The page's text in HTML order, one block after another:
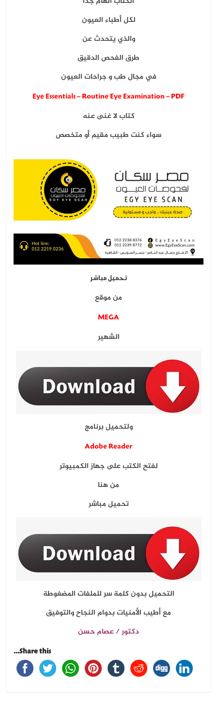
لكل أطباء العيون
والذي يتحدث عن
طرق الفحص الدقيق
في مجال طب و جراحات العيون
Eye Essentials – Routine Eye Examination – PDF
كتاب لا غنى عنه
سواء كنت طبيب مقيم أو متخصص
تحميل مباشر
من موقع
MEGA
الشهير
ولتحميل برنامج
Adobe Reader
لفتح الكتب على جهاز الكمبيوتر
من هنا
تحميل مباشر
التحميل بدون كلمة سر للملفات المضغوطة
مع أطيب الأمنيات بدوام النجاح والتوفيق
دكتور / عصام حسن
Share this...